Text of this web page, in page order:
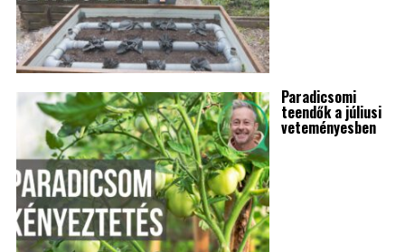
Paradicsomi
teendők a júliusi
veteményesben